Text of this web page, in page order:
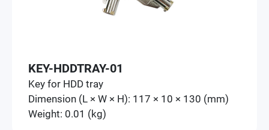
KEY-HDDTRAY-01
Key for HDD tray
Dimension (L × W × H): 117 × 10 × 130 (mm)
Weight: 0.01 (kg)